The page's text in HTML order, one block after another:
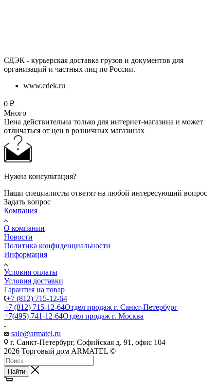
СДЭК - курьерская доставка грузов и документов для
организаций и частных лиц по России.
www.cdek.ru
0 ₽
Много
Цена действительна только для интернет-магазина и может
отличаться от цен в розничных магазинах
Нужна консультация?
Наши специалисты ответят на любой интересующий вопрос
Задать вопрос
Компания
О компании
Новости
Политика конфиденциальности
Информация
Условия оплаты
Условия доставки
Гарантия на товар
+7 (812) 715-12-64
+7 (812) 715-12-64Отдел продаж г. Санкт-Петербург
+7(495) 741-12-64Отдел продаж г. Москва
sale@armatel.ru
г. Санкт-Петербург, Софийская д. 91, офис 104
2026 Торговый дом ARMATEL ©
Найти